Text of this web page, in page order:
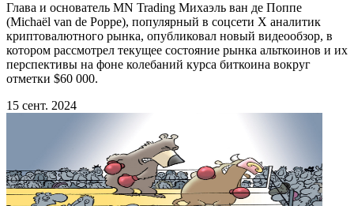
Глава и основатель MN Trading Михаэль ван де Поппе
(Michaël van de Poppe), популярный в соцсети X аналитик
криптовалютного рынка, опубликовал новый видеообзор, в
котором рассмотрел текущее состояние рынка альткоинов и их
перспективы на фоне колебаний курса биткоина вокруг
отметки $60 000.
15 сент. 2024